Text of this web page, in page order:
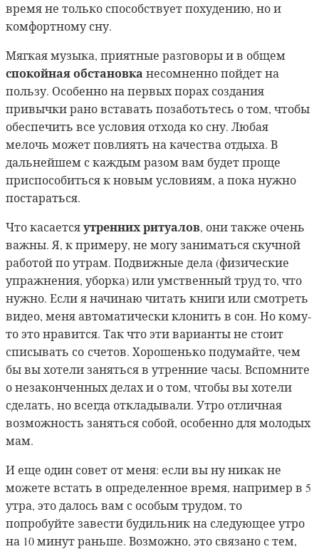
время не только способствует похудению, но и
комфортному сну.
Мягкая музыка, приятные разговоры и в общем
спокойная обстановка несомненно пойдет на
пользу. Особенно на первых порах создания
привычки рано вставать позаботьтесь о том, чтобы
обеспечить все условия отхода ко сну. Любая
мелочь может повлиять на качества отдыха. В
дальнейшем с каждым разом вам будет проще
приспособиться к новым условиям, а пока нужно
постараться.
Что касаетсяутренних ритуалов, они также очень
важны. Я, к примеру, не могу заниматься скучной
работой по утрам. Подвижные дела (физические
упражнения, уборка) или умственный труд то, что
нужно. Если я начинаю читать книги или смотреть
видео, меня автоматически клонить в сон. Но кому-
то это нравится. Так что эти варианты не стоит
списывать со счетов. Хорошенько подумайте, чем
бы вы хотели заняться в утренние часы. Вспомните
о незаконченных делах и о том, чтобы вы хотели
сделать, но всегда откладывали. Утро отличная
возможность заняться собой, особенно для молодых
мам.
И еще один совет от меня: если вы ну никак не
можете встать в определенное время, например в 5
утра, это далось вам с особым трудом, то
попробуйте завести будильник на следующее утро
на 10 минут раньше. Возможно, это связано с тем,